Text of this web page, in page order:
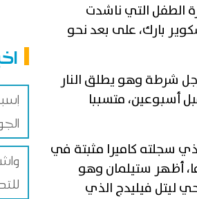
الطفل التي ناشدت
بارك، على بعد نحو
شرطة وهو يطلق النار
13 عاما في زقاق قبل أسبوعين، متسببا
سجلته كاميرا مثبتة في
إريك ستيلمان، البالغ من العمر 34 عاما، أظهر ستيلمان وهو
مارس صباحا في حي ليتل فيليدج الذي